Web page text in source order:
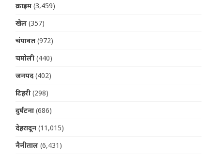
क्राइम (3,459)
खेल (357)
चंपावत (972)
चमोली (440)
जनपद (402)
टिहरी (298)
दुर्घटना (686)
देहरादून (11,015)
नैनीताल (6,431)